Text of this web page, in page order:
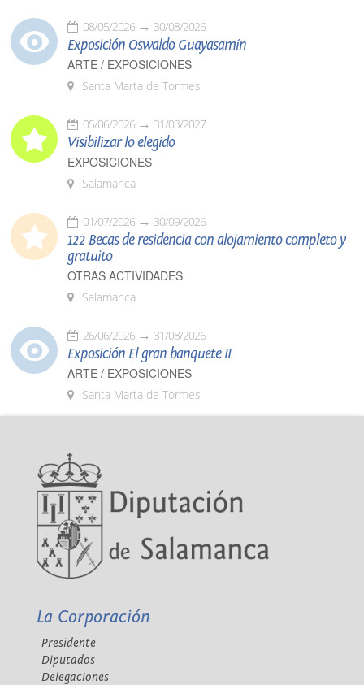
08/05/2026 30/08/2026
Exposición Oswaldo Guayasamín
ARTE / EXPOSICIONES
Santa Marta de Tormes
05/06/2026 31/03/2027
Visibilizar lo elegido
EXPOSICIONES
Salamanca
01/07/2026 30/09/2026
122 Becas de residencia con alojamiento completo y
gratuito
OTRAS ACTIVIDADES
Salamanca
26/06/2026 31/08/2026
Exposición El gran banquete II
ARTE / EXPOSICIONES
Santa Marta de Tormes
La Corporación
Presidente
Diputados
Delegaciones